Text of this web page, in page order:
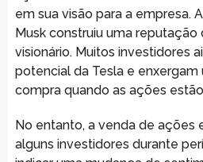
em sua visão para a empresa.
Musk construiu uma reputação
visionário. Muitos investidores
potencial da Tesla e
compra quando as ações
No entanto, a venda de ações
alguns investidores durante